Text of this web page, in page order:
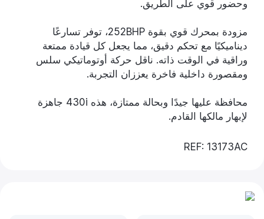
وحضور قوي على الطريق.
مزودة بمحرك قوي بقوة 252BHP، توفر تسارعًا
ديناميكيًا مع تحكم دقيق، مما يجعل كل قيادة ممتعة
وراقية في الوقت ذاته. ناقل حركة أوتوماتيكي سلس
ومقصورة داخلية فاخرة يعززان التجربة.
محافظة عليها جيدًا وبحالة ممتازة، هذه 430i جاهزة
لإبهار مالكها القادم.
REF: 13173AC